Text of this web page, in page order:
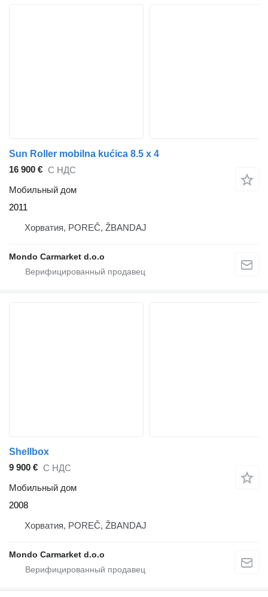
Sun Roller mobilna kućica 8.5 x 4
16 900 € С НДС
Мобильный дом
2011
Хорватия, POREČ, ŽBANDAJ
Mondo Carmarket d.o.o
Shellbox
9 900 € С НДС
Мобильный дом
2008
Хорватия, POREČ, ŽBANDAJ
Mondo Carmarket d.o.o